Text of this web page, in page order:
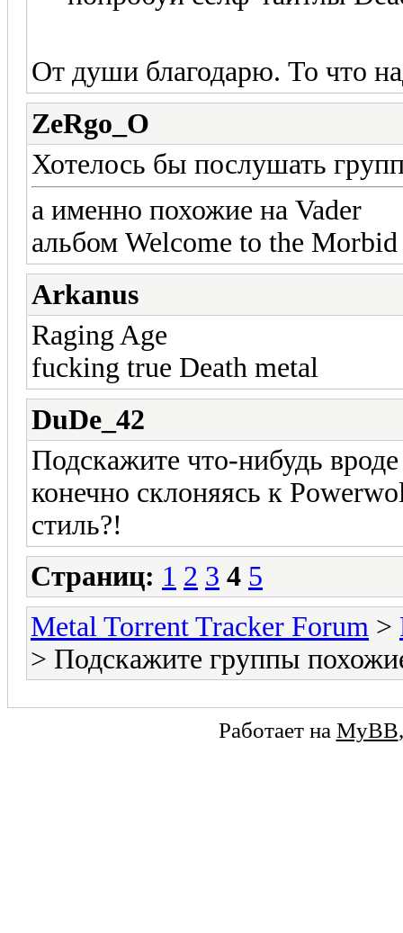
От души благодарю. То что
ZeRgo_O
Хотелось бы послушать
а именно похожие на Vader
альбом Welcome to the
Arkanus
Raging Age
fucking true Death metal
DuDe_42
Подскажите что-нибудь
конечно склоняясь к
стиль?!
Страниц: 1 2 3 4 5
Metal Torrent Tracker Forum >
> Подскажите группы
Работает на MyBB